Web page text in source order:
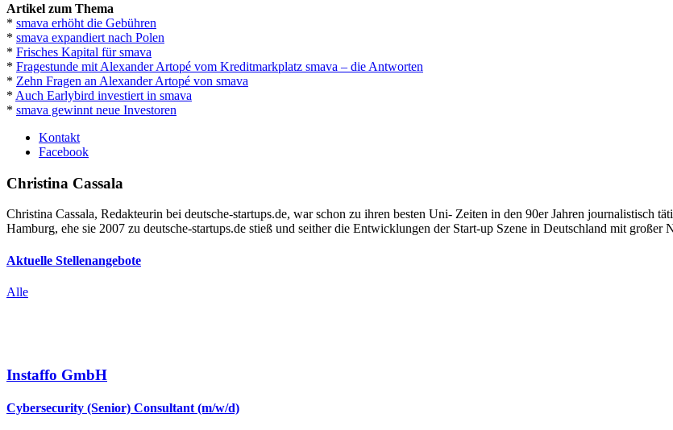
Artikel zum Thema
* smava erhöht die Gebühren
* smava expandiert nach Polen
* Frisches Kapital für smava
* Fragestunde mit Alexander Artopé vom Kreditmarkplatz smava – die Antworten
* Zehn Fragen an Alexander Artopé von smava
* Auch Earlybird investiert in smava
* smava gewinnt neue Investoren
Kontakt
Facebook
Christina Cassala
Christina Cassala, Redakteurin bei deutsche-startups.de, war schon zu ihren besten Uni- Zeiten in den 90er Jahren journalistisch
Hamburg, ehe sie 2007 zu deutsche-startups.de stieß und seither die Entwicklungen der Start-up Szene in Deutschland mit großer
Aktuelle Stellenangebote
Alle
Instaffo GmbH
Cybersecurity (Senior) Consultant (m/w/d)